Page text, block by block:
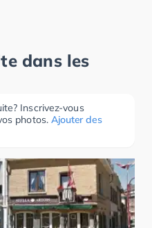
dans les
Inscrivez-vous
photos. Ajouter des